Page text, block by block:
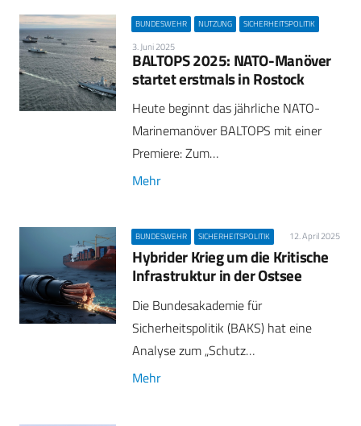
BUNDESWEHR NUTZUNG SICHERHEITSPOLITIK
3. Juni 2025
BALTOPS 2025: NATO-Manöver
startet erstmals in Rostock
Heute beginnt das jährliche NATO-
Marinemanöver BALTOPS mit einer
Premiere: Zum…
Mehr
BUNDESWEHR SICHERHEITSPOLITIK 12. April 2025
Hybrider Krieg um die Kritische
Infrastruktur in der Ostsee
Die Bundesakademie für
Sicherheitspolitik (BAKS) hat eine
Analyse zum „Schutz…
Mehr